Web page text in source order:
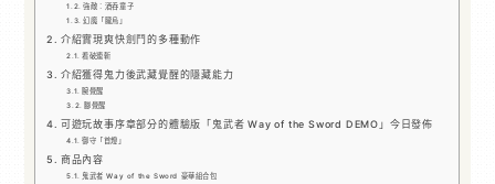
強敵：酒呑童子
幻魔「朧烏」
介紹實現爽快劍鬥的多種動作
看破連斬
介紹獲得鬼力後武藏覺醒的隱藏能力
腕覺醒
腳覺醒
可遊玩故事序章部分的體驗版「鬼武者 Way of the Sword DEMO」今日發佈
御守「首燈」
商品內容
鬼武者 Way of the Sword 豪華組合包